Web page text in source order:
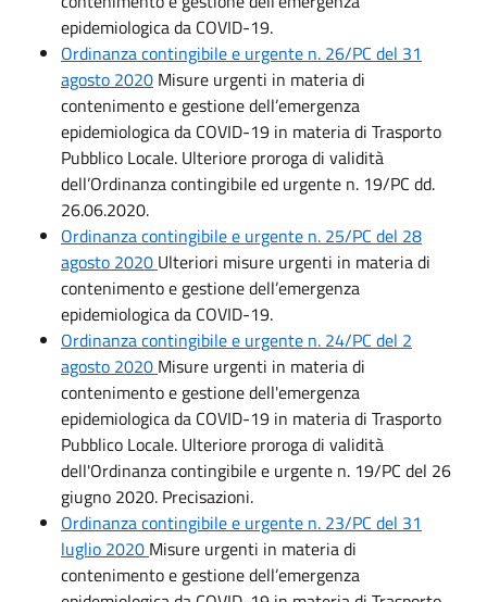
epidemiologica da COVID-19.
Ordinanza contingibile e urgente n. 26/PC del 31
agosto 2020 Misure urgenti in materia di
contenimento e gestione dell’emergenza
epidemiologica da COVID-19 in materia di Trasporto
Pubblico Locale. Ulteriore proroga di validità
dell’Ordinanza contingibile ed urgente n. 19/PC dd.
26.06.2020.
Ordinanza contingibile e urgente n. 25/PC del 28
agosto 2020 Ulteriori misure urgenti in materia di
contenimento e gestione dell’emergenza
epidemiologica da COVID-19.
Ordinanza contingibile e urgente n. 24/PC del 2
agosto 2020 Misure urgenti in materia di
contenimento e gestione dell'emergenza
epidemiologica da COVID-19 in materia di Trasporto
Pubblico Locale. Ulteriore proroga di validità
dell'Ordinanza contingibile e urgente n. 19/PC del 26
giugno 2020. Precisazioni.
Ordinanza contingibile e urgente n. 23/PC del 31
luglio 2020 Misure urgenti in materia di
contenimento e gestione dell’emergenza